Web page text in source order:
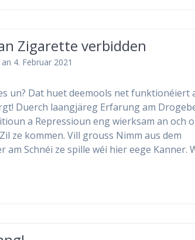
Zigarette verbidden
an 4. Februar 2021
un? Dat huet deemools net funktionéiert
Duerch laangjäreg Erfarung am
a Repressioun eng wierksam an och
ze kommen. Vill grouss Nimm aus dem
am Schnéi ze spille wéi hier eege Kanner.